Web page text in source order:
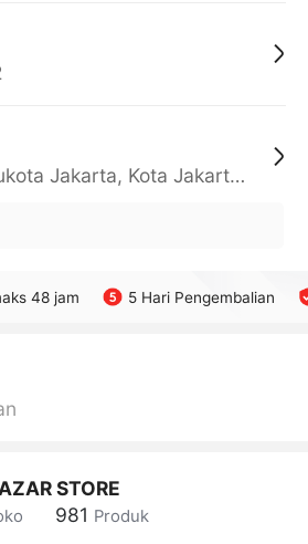
Daerah Khusus Ibukota Jakarta, Kota Jakarta Barat, Cengkareng, yy
48 jam 5 Hari Pengembalian
STORE
981 Produk